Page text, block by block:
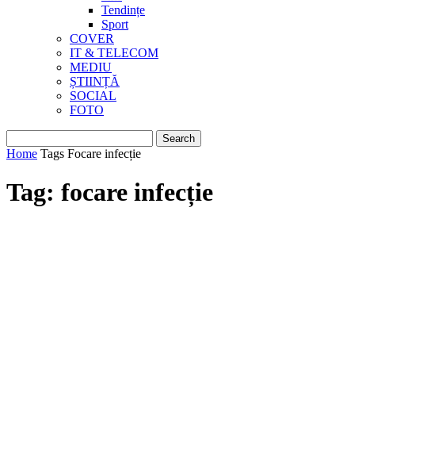
Tendințe
Sport
COVER
IT & TELECOM
MEDIU
ȘTIINȚĂ
SOCIAL
FOTO
Home Tags Focare infecție
Tag: focare infecție